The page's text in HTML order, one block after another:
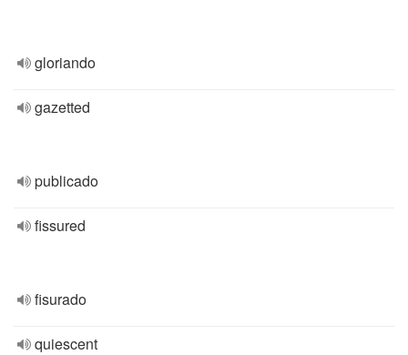
gloriando
gazetted
publicado
fissured
fisurado
quiescent